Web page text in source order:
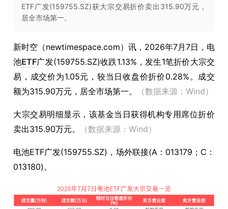
ETF广发(159755.SZ)获大宗交易折价卖出315.90万元，
居全市场第一。
新时空（newtimespace.com）讯， 2026年7月7日，电
池ETF广发(159755.SZ)收跌1.13%，发生1笔折价大宗交
易，成交价为1.05元，较当日收盘价折价0.28%。成交
额为315.90万元，居全市场第一。
（数据来源：Wind）
大宗交易明细显示，该基金当日获得机构专用席位折价
卖出315.90万元。
（数据来源：Wind）
电池ETF广发(159755.SZ)，场外联接(A：013179；C：
013180)。